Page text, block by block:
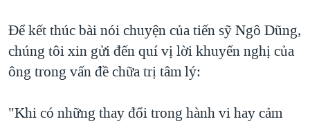
Để kết thúc bài nói chuyện của tiến sỹ Ngô Dũng,
chúng tôi xin gửi đến quí vị lời khuyến nghị của
ông trong vấn đề chữa trị tâm lý:
"Khi có những thay đổi trong hành vi hay cảm